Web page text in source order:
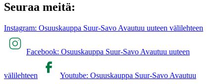
Seuraa meitä:
Instagram: Osuuskauppa Suur-Savo Avautuu uuteen välilehteen
Facebook: Osuuskauppa Suur-Savo Avautuu uuteen
välilehteen Youtube: Osuuskauppa Suur-Savo Avautuu